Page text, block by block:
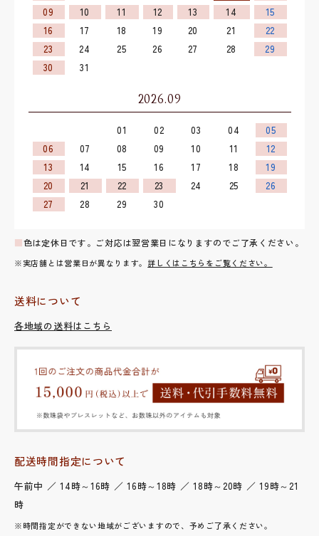
09
10 11 12 13 14
15
16
17 18 19 20 21
22
23
24 25 26 27 28
29
30
31
2026.09
01 02 03 04
05
06
07 08 09 10 11
12
13
14 15 16 17 18
19
20
21 22 23 24 25
26
27
28 29 30
■色は定休日です。ご対応は翌営業日になりますのでご了承ください。
※実店舗とは営業日が異なります。 詳しくはこちらをご覧ください。
送料について
各地域の送料はこちら
配送時間指定について
午前中 ／ 14時～16時 ／ 16時～18時 ／ 18時～20時 ／ 19時～21
時
※時間指定ができない地域がございますので、予めご了承ください。